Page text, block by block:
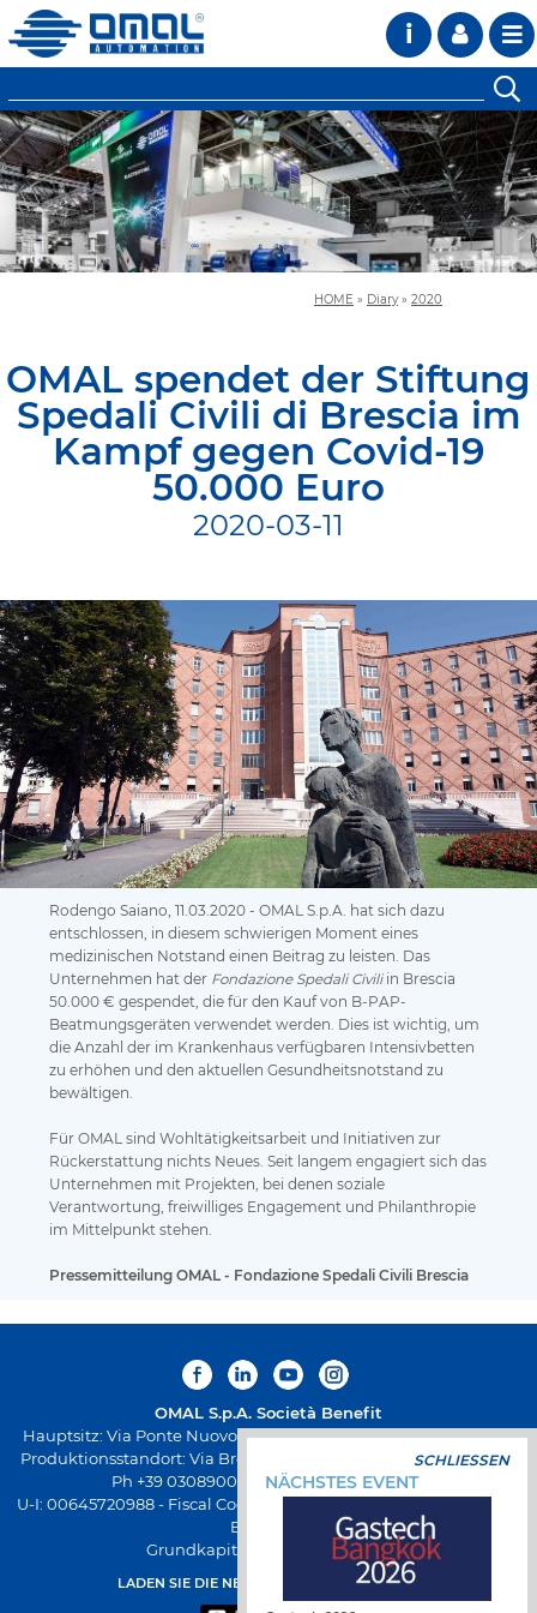
i
HOME » Diary» 2020
OMAL spendet der Stiftung
Spedali Civili di Brescia im
Kampf gegen Covid-19
50.000 Euro
2020-03-11
Rodengo Saiano, 11.03.2020 - OMAL S.p.A. hat sich dazu
entschlossen, in diesem schwierigen Moment eines
medizinischen Notstand einen Beitrag zu leisten. Das
Unternehmen hat der Fondazione Spedali Civiliin Brescia
50.000 € gespendet, die für den Kauf von B-PAP-
Beatmungsgeräten verwendet werden. Dies ist wichtig, um
die Anzahl der im Krankenhaus verfügbaren Intensivbetten
zu erhöhen und den aktuellen Gesundheitsnotstand zu
bewältigen.
Für OMAL sind Wohltätigkeitsarbeit und Initiativen zur
Rückerstattung nichts Neues. Seit langem engagiert sich das
Unternehmen mit Projekten, bei denen soziale
Verantwortung, freiwilliges Engagement und Philanthropie
im Mittelpunkt stehen.
Pressemitteilung OMAL - Fondazione Spedali Civili Brescia
OMAL S.p.A. Società Benefit
Hauptsitz: Via Ponte Nuovo 11, Rodengo Saiano (Brescia) Italien
Produktionsstandort: Via Brognolo 12, Passirano (Brescia) Italien
Ph +39 0308900145 Fax +39 0308900423
U-I: 00645720988 - Fiscal Code: 01661640175 - REA-Registrierung
BS-258271
Grundkapital € 500.000,00 v.e.
LADEN SIE DIE NEUE OMAL-APP HERUNTER
SCHLIESSEN
NÄCHSTES EVENT